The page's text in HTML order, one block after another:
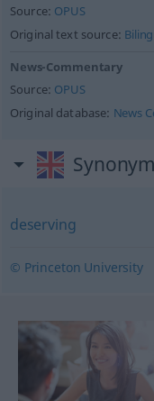
Source: OPUS
Original text source:
News-Commentary
Source: OPUS
Original database: News
deserving
© Princeton University